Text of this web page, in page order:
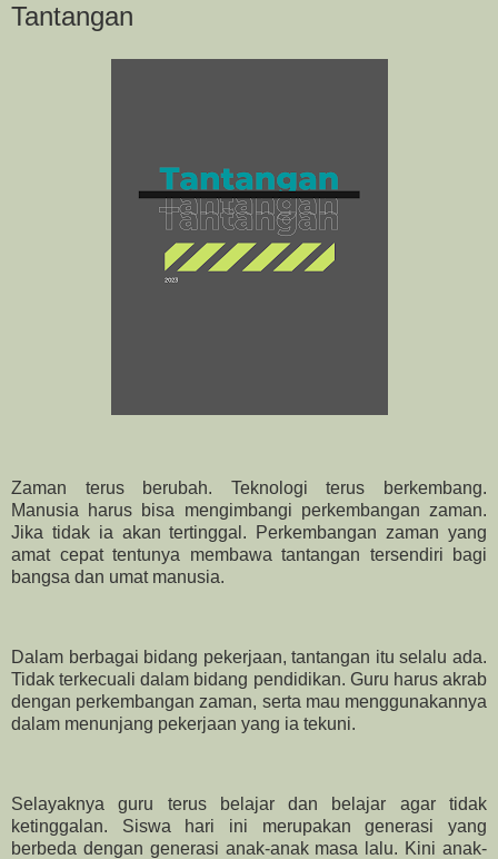
Tantangan
Zaman terus berubah. Teknologi terus berkembang.
Manusia harus bisa mengimbangi perkembangan zaman.
Jika tidak ia akan tertinggal. Perkembangan zaman yang
amat cepat tentunya membawa tantangan tersendiri bagi
bangsa dan umat manusia.
Dalam berbagai bidang pekerjaan, tantangan itu selalu ada.
Tidak terkecuali dalam bidang pendidikan. Guru harus akrab
dengan perkembangan zaman, serta mau menggunakannya
dalam menunjang pekerjaan yang ia tekuni.
Selayaknya guru terus belajar dan belajar agar tidak
ketinggalan. Siswa hari ini merupakan generasi yang
berbeda dengan generasi anak-anak masa lalu. Kini anak-